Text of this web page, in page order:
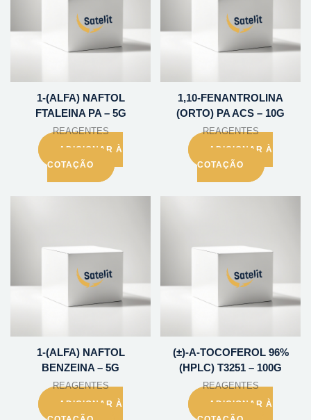
1-(ALFA) NAFTOL
FTALEINA PA – 5G
REAGENTES
ADICIONAR À
COTAÇÃO
1,10-FENANTROLINA
(ORTO) PA ACS – 10G
REAGENTES
ADICIONAR À
COTAÇÃO
1-(ALFA) NAFTOL
BENZEINA – 5G
REAGENTES
ADICIONAR À
(±)-A-TOCOFEROL 96%
(HPLC) T3251 – 100G
REAGENTES
ADICIONAR À